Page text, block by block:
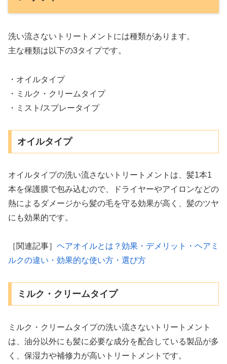
洗い流さないトリートメントには種類があります。
主な種類は以下の3タイプです。
・オイルタイプ
・ミルク・クリームタイプ
・ミスト/スプレータイプ
オイルタイプ
オイルタイプの洗い流さないトリートメントは、髪1本1
本を保護膜で包み込むので、ドライヤーやアイロンなどの
熱によるダメージから髪の毛を守る効果が高く、髪のツヤ
にも効果的です。
［関連記事］ ヘアオイルとは？効果・デメリット・ヘアミ
ルクの違い・効果的な使い方・選び方
ミルク・クリームタイプ
ミルク・クリームタイプの洗い流さないトリートメント
は、油分以外にも髪に必要な成分を配合している製品が多
く、保湿力や補修力が高いトリートメントです。